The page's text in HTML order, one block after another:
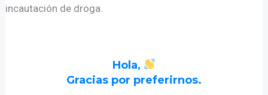
incautación de droga.
Hola,
Gracias por preferirnos.